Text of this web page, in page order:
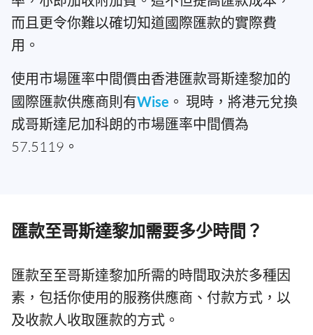
而且更令你難以確切知道國際匯款的實際費
用。
使用市場匯率中間價由香港匯款哥斯達黎加的
國際匯款供應商則有Wise 。 現時，將港元兌換
成哥斯達尼加科朗的市場匯率中間價為
57.5119。
匯款至哥斯達黎加需要多少時間？
匯款至至哥斯達黎加所需的時間取決於多種因
素，包括你使用的服務供應商、付款方式，以
及收款人收取匯款的方式。